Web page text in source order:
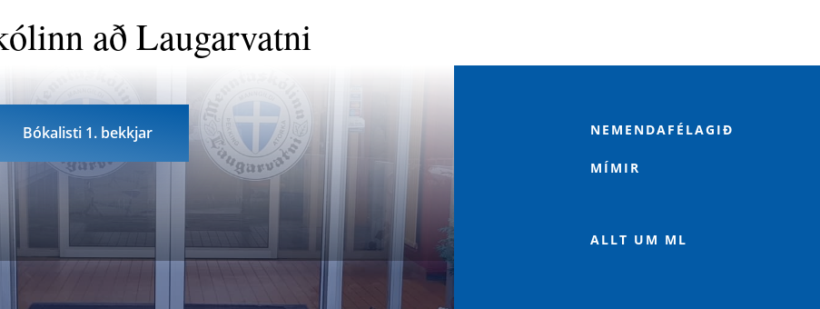
að Laugarvatni
Bókalisti 1. bekkjar NEMENDAFÉLAGIÐ
MÍMIR
ALLT UM ML